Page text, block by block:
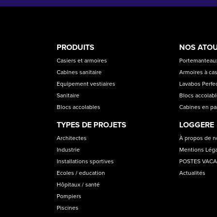
PRODUCT
CATEGORIES
PRODUITS
Casiers et armoires
Cabines sanitaire
Equipement vestiaires
Sanitaire
Blocs accolables
TYPES DE PROJETS
Architectes
Industrie
Installations sportives
Ecoles / education
Hôpitaux / santé
Pompiers
Piscines
NOS
Armoires à
Lavabos
Blocs
Cabines en
LOGGERE
À propos de
Mentions
POSTES
Actualités